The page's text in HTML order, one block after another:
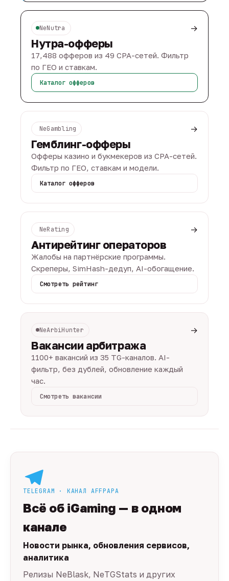
NeNutra →
Нутра-офферы
17,488 офферов из 49 CPA-сетей. Фильтр
по ГЕО и ставкам.
Каталог офферов
NeGambling →
Гемблинг-офферы
Офферы казино и букмекеров из CPA-сетей.
Фильтр по ГЕО, ставкам и модели.
Каталог офферов
NeRating →
Антирейтинг операторов
Жалобы на партнёрские программы.
Скреперы, SimHash-дедуп, AI-обогащение.
Смотреть рейтинг
NeArbiHunter →
Вакансии арбитража
1100+ вакансий из 35 TG-каналов. AI-
фильтр, без дублей, обновление каждый
час.
Смотреть вакансии
TELEGRAM · КАНАЛ AFFPAPA
Всё об iGaming — в одном
канале
Новости рынка, обновления сервисов,
аналитика
Релизы NeBlask, NeTGStats и других